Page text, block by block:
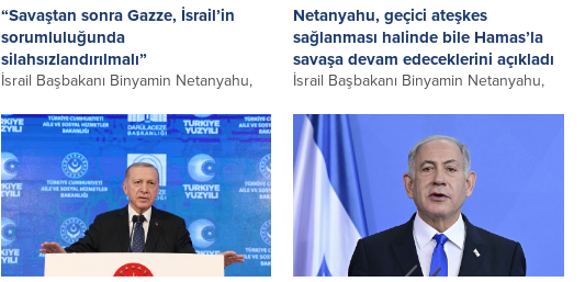
“Savaştan sonra Gazze, İsrail’in
sorumluluğunda
silahsızlandırılmalı”
İsrail Başbakanı Binyamin Netanyahu,
devam ettiği ve insanlık felaketinin
derinleştiği Gazze...
Netanyahu, geçici ateşkes
sağlanması halinde bile Hamas’la
savaşa devam edeceklerini açıkladı
İsrail Başbakanı Binyamin Netanyahu,
kapsamında geçici ateşkes sağlanması
halinde...